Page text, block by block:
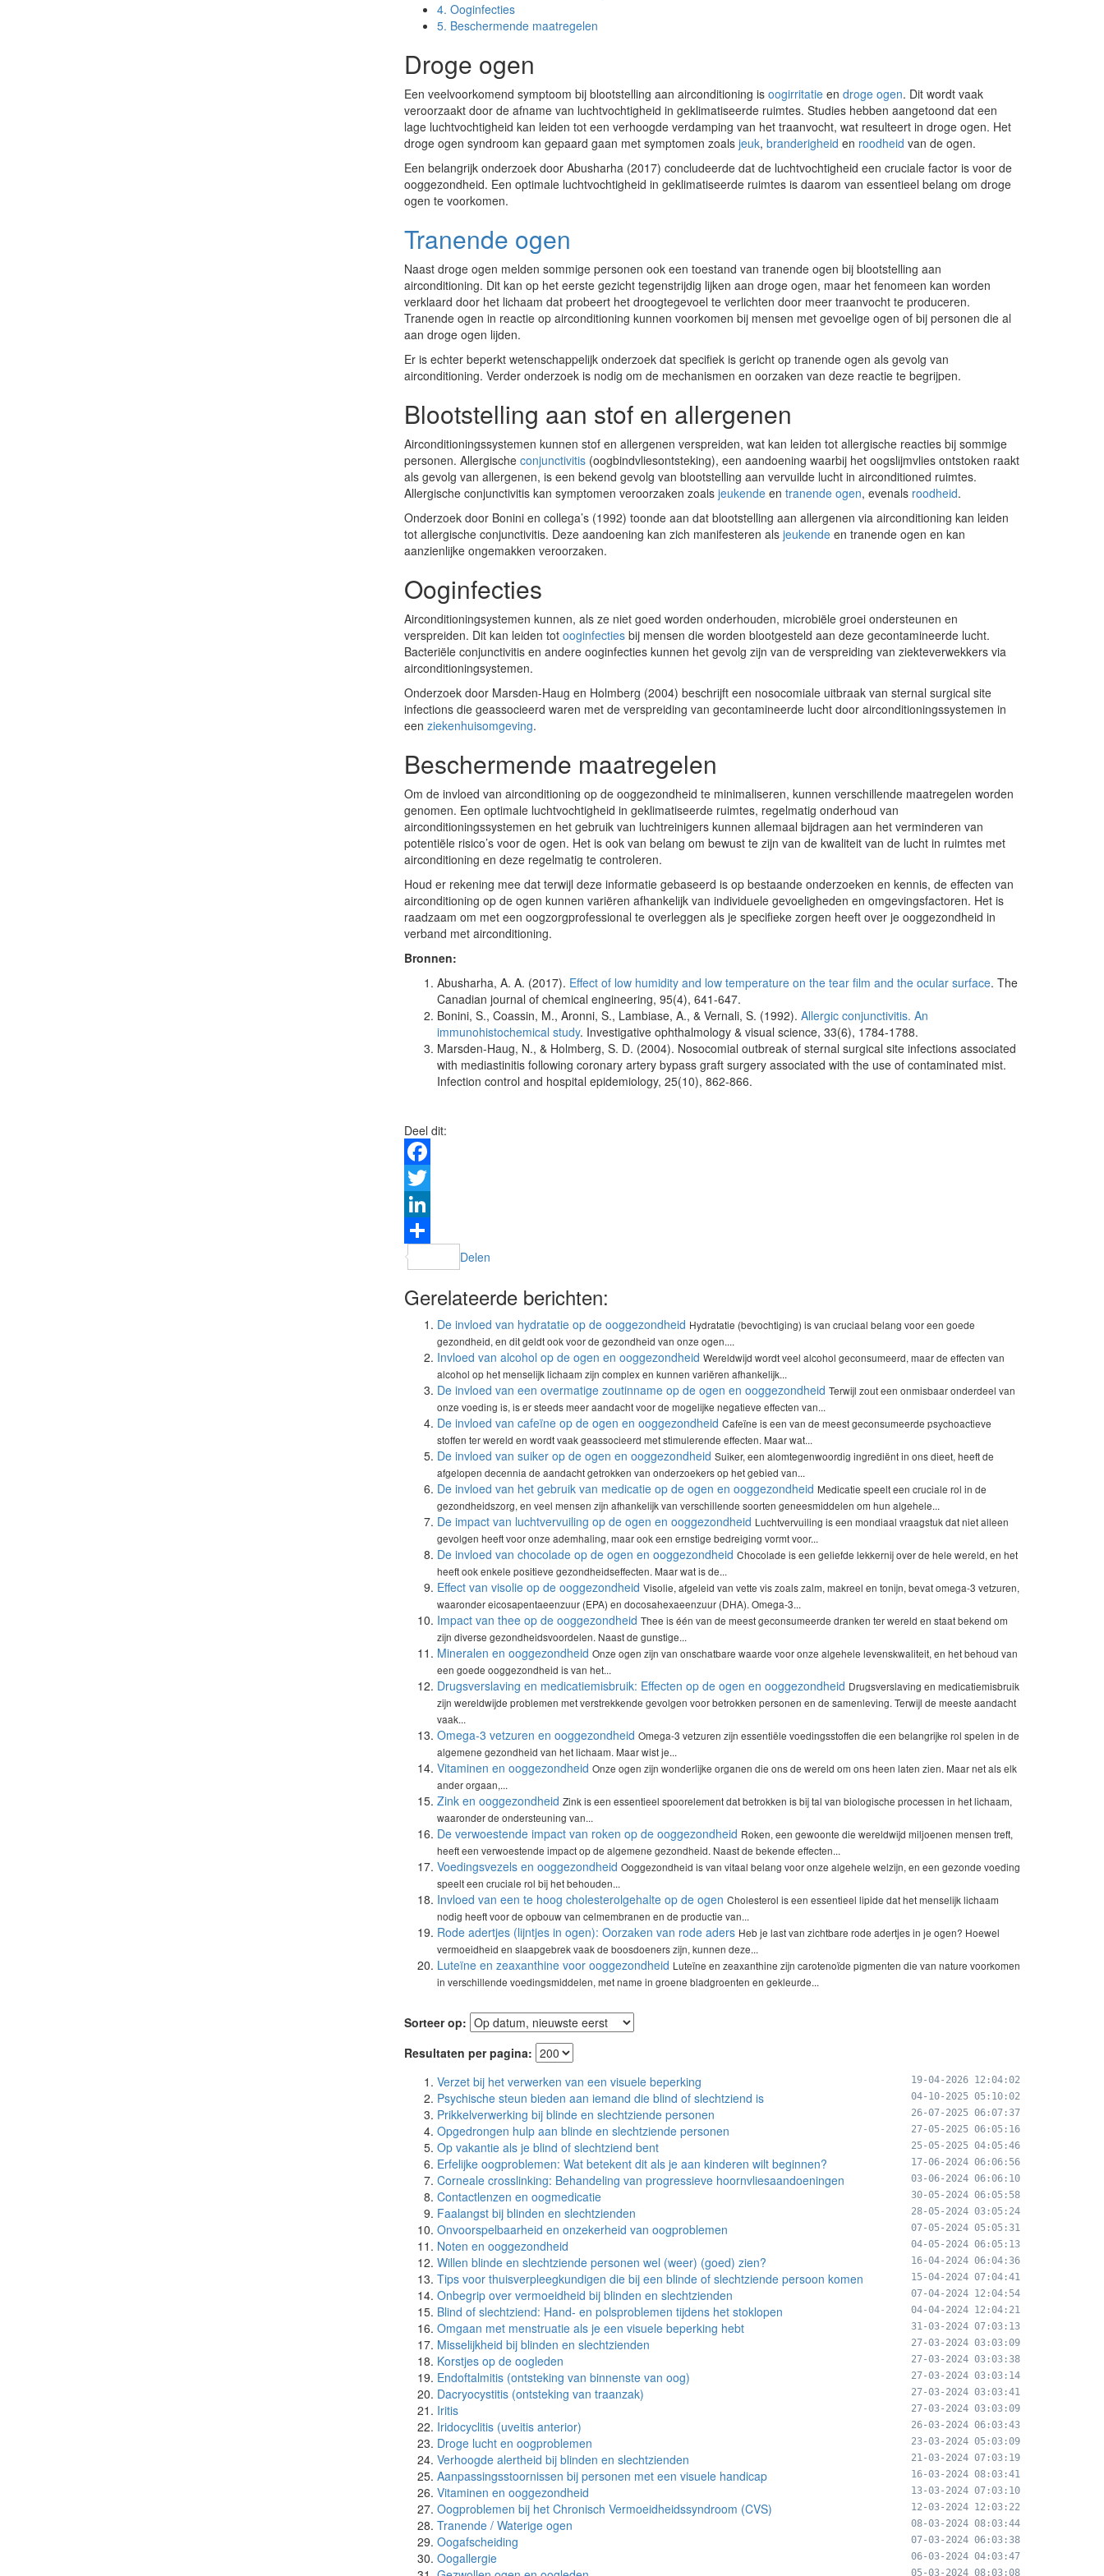
4. Ooginfecties
5. Beschermende maatregelen
Droge ogen
Een veelvoorkomend symptoom bij blootstelling aan airconditioning is oogirritatie en droge ogen. Dit wordt vaak
veroorzaakt door de afname van luchtvochtigheid in geklimatiseerde ruimtes. Studies hebben aangetoond dat een
lage luchtvochtigheid kan leiden tot een verhoogde verdamping van het traanvocht, wat resulteert in droge ogen. Het
droge ogen syndroom kan gepaard gaan met symptomen zoals jeuk, branderigheid en roodheid van de ogen.
Een belangrijk onderzoek door Abusharha (2017) concludeerde dat de luchtvochtigheid een cruciale factor is voor de
ooggezondheid. Een optimale luchtvochtigheid in geklimatiseerde ruimtes is daarom van essentieel belang om droge
ogen te voorkomen.
Tranende ogen
Naast droge ogen melden sommige personen ook een toestand van tranende ogen bij blootstelling aan
airconditioning. Dit kan op het eerste gezicht tegenstrijdig lijken aan droge ogen, maar het fenomeen kan worden
verklaard door het lichaam dat probeert het droogtegevoel te verlichten door meer traanvocht te produceren.
Tranende ogen in reactie op airconditioning kunnen voorkomen bij mensen met gevoelige ogen of bij personen die al
aan droge ogen lijden.
Er is echter beperkt wetenschappelijk onderzoek dat specifiek is gericht op tranende ogen als gevolg van
airconditioning. Verder onderzoek is nodig om de mechanismen en oorzaken van deze reactie te begrijpen.
Blootstelling aan stof en allergenen
Airconditioningssystemen kunnen stof en allergenen verspreiden, wat kan leiden tot allergische reacties bij sommige
personen. Allergische conjunctivitis (oogbindvliesontsteking), een aandoening waarbij het oogslijmvlies ontstoken raakt
als gevolg van allergenen, is een bekend gevolg van blootstelling aan vervuilde lucht in airconditioned ruimtes.
Allergische conjunctivitis kan symptomen veroorzaken zoals jeukende en tranende ogen, evenals roodheid.
Onderzoek door Bonini en collega’s (1992) toonde aan dat blootstelling aan allergenen via airconditioning kan leiden
tot allergische conjunctivitis. Deze aandoening kan zich manifesteren als jeukende en tranende ogen en kan
aanzienlijke ongemakken veroorzaken.
Ooginfecties
Airconditioningsystemen kunnen, als ze niet goed worden onderhouden, microbiële groei ondersteunen en
verspreiden. Dit kan leiden tot ooginfecties bij mensen die worden blootgesteld aan deze gecontamineerde lucht.
Bacteriële conjunctivitis en andere ooginfecties kunnen het gevolg zijn van de verspreiding van ziekteverwekkers via
airconditioningsystemen.
Onderzoek door Marsden-Haug en Holmberg (2004) beschrijft een nosocomiale uitbraak van sternal surgical site
infections die geassocieerd waren met de verspreiding van gecontamineerde lucht door airconditioningssystemen in
een ziekenhuisomgeving.
Beschermende maatregelen
Om de invloed van airconditioning op de ooggezondheid te minimaliseren, kunnen verschillende maatregelen worden
genomen. Een optimale luchtvochtigheid in geklimatiseerde ruimtes, regelmatig onderhoud van
airconditioningssystemen en het gebruik van luchtreinigers kunnen allemaal bijdragen aan het verminderen van
potentiële risico’s voor de ogen. Het is ook van belang om bewust te zijn van de kwaliteit van de lucht in ruimtes met
airconditioning en deze regelmatig te controleren.
Houd er rekening mee dat terwijl deze informatie gebaseerd is op bestaande onderzoeken en kennis, de effecten van
airconditioning op de ogen kunnen variëren afhankelijk van individuele gevoeligheden en omgevingsfactoren. Het is
raadzaam om met een oogzorgprofessional te overleggen als je specifieke zorgen heeft over je ooggezondheid in
verband met airconditioning.
Bronnen:
Abusharha, A. A. (2017). Effect of low humidity and low temperature on the tear film and the ocular surface. The
Canadian journal of chemical engineering, 95(4), 641-647.
Bonini, S., Coassin, M., Aronni, S., Lambiase, A., & Vernali, S. (1992). Allergic conjunctivitis. An
immunohistochemical study. Investigative ophthalmology & visual science, 33(6), 1784-1788.
Marsden-Haug, N., & Holmberg, S. D. (2004). Nosocomial outbreak of sternal surgical site infections associated
with mediastinitis following coronary artery bypass graft surgery associated with the use of contaminated mist.
Infection control and hospital epidemiology, 25(10), 862-866.
Deel dit:
Facebook
Twitter
LinkedIn
Delen
Gerelateerde berichten:
De invloed van hydratatie op de ooggezondheid Hydratatie (bevochtiging) is van cruciaal belang voor een goede
gezondheid, en dit geldt ook voor de gezondheid van onze ogen....
Invloed van alcohol op de ogen en ooggezondheid Wereldwijd wordt veel alcohol geconsumeerd, maar de effecten van
alcohol op het menselijk lichaam zijn complex en kunnen variëren afhankelijk...
De invloed van een overmatige zoutinname op de ogen en ooggezondheid Terwijl zout een onmisbaar onderdeel van
onze voeding is, is er steeds meer aandacht voor de mogelijke negatieve effecten van...
De invloed van cafeïne op de ogen en ooggezondheid Cafeïne is een van de meest geconsumeerde psychoactieve
stoffen ter wereld en wordt vaak geassocieerd met stimulerende effecten. Maar wat...
De invloed van suiker op de ogen en ooggezondheid Suiker, een alomtegenwoordig ingrediënt in ons dieet, heeft de
afgelopen decennia de aandacht getrokken van onderzoekers op het gebied van...
De invloed van het gebruik van medicatie op de ogen en ooggezondheid Medicatie speelt een cruciale rol in de
gezondheidszorg, en veel mensen zijn afhankelijk van verschillende soorten geneesmiddelen om hun algehele...
De impact van luchtvervuiling op de ogen en ooggezondheid Luchtvervuiling is een mondiaal vraagstuk dat niet alleen
gevolgen heeft voor onze ademhaling, maar ook een ernstige bedreiging vormt voor...
De invloed van chocolade op de ogen en ooggezondheid Chocolade is een geliefde lekkernij over de hele wereld, en het
heeft ook enkele positieve gezondheidseffecten. Maar wat is de...
Effect van visolie op de ooggezondheid Visolie, afgeleid van vette vis zoals zalm, makreel en tonijn, bevat omega-3 vetzuren,
waaronder eicosapentaeenzuur (EPA) en docosahexaeenzuur (DHA). Omega-3...
Impact van thee op de ooggezondheid Thee is één van de meest geconsumeerde dranken ter wereld en staat bekend om
zijn diverse gezondheidsvoordelen. Naast de gunstige...
Mineralen en ooggezondheid Onze ogen zijn van onschatbare waarde voor onze algehele levenskwaliteit, en het behoud van
een goede ooggezondheid is van het...
Drugsverslaving en medicatiemisbruik: Effecten op de ogen en ooggezondheid Drugsverslaving en medicatiemisbruik
zijn wereldwijde problemen met verstrekkende gevolgen voor betrokken personen en de samenleving. Terwijl de meeste aandacht
vaak...
Omega-3 vetzuren en ooggezondheid Omega-3 vetzuren zijn essentiële voedingsstoffen die een belangrijke rol spelen in de
algemene gezondheid van het lichaam. Maar wist je...
Vitaminen en ooggezondheid Onze ogen zijn wonderlijke organen die ons de wereld om ons heen laten zien. Maar net als elk
ander orgaan,...
Zink en ooggezondheid Zink is een essentieel spoorelement dat betrokken is bij tal van biologische processen in het lichaam,
waaronder de ondersteuning van...
De verwoestende impact van roken op de ooggezondheid Roken, een gewoonte die wereldwijd miljoenen mensen treft,
heeft een verwoestende impact op de algemene gezondheid. Naast de bekende effecten...
Voedingsvezels en ooggezondheid Ooggezondheid is van vitaal belang voor onze algehele welzijn, en een gezonde voeding
speelt een cruciale rol bij het behouden...
Invloed van een te hoog cholesterolgehalte op de ogen Cholesterol is een essentieel lipide dat het menselijk lichaam
nodig heeft voor de opbouw van celmembranen en de productie van...
Rode adertjes (lijntjes in ogen): Oorzaken van rode aders Heb je last van zichtbare rode adertjes in je ogen? Hoewel
vermoeidheid en slaapgebrek vaak de boosdoeners zijn, kunnen deze...
Luteïne en zeaxanthine voor ooggezondheid Luteïne en zeaxanthine zijn carotenoïde pigmenten die van nature voorkomen
in verschillende voedingsmiddelen, met name in groene bladgroenten en gekleurde...
Sorteer op:
Resultaten per pagina:
Verzet bij het verwerken van een visuele beperking
19-04-2026 12:04:02
Psychische steun bieden aan iemand die blind of slechtziend is 04-10-2025 05:10:02
Prikkelverwerking bij blinde en slechtziende personen 26-07-2025 06:07:37
Opgedrongen hulp aan blinde en slechtziende personen 27-05-2025 06:05:16
Op vakantie als je blind of slechtziend bent 25-05-2025 04:05:46
Erfelijke oogproblemen: Wat betekent dit als je aan kinderen wilt beginnen? 17-06-2024 06:06:56
Corneale crosslinking: Behandeling van progressieve hoornvliesaandoeningen 03-06-2024 06:06:10
Contactlenzen en oogmedicatie 30-05-2024 06:05:58
Faalangst bij blinden en slechtzienden 28-05-2024 03:05:24
Onvoorspelbaarheid en onzekerheid van oogproblemen 07-05-2024 05:05:31
Noten en ooggezondheid 04-05-2024 06:05:13
Willen blinde en slechtziende personen wel (weer) (goed) zien? 16-04-2024 06:04:36
Tips voor thuisverpleegkundigen die bij een blinde of slechtziende persoon komen 15-04-2024 07:04:41
Onbegrip over vermoeidheid bij blinden en slechtzienden 07-04-2024 12:04:54
Blind of slechtziend: Hand- en polsproblemen tijdens het stoklopen 04-04-2024 12:04:21
Omgaan met menstruatie als je een visuele beperking hebt 31-03-2024 07:03:13
Misselijkheid bij blinden en slechtzienden 27-03-2024 03:03:09
Korstjes op de oogleden 27-03-2024 03:03:38
Endoftalmitis (ontsteking van binnenste van oog) 27-03-2024 03:03:14
Dacryocystitis (ontsteking van traanzak) 27-03-2024 03:03:41
Iritis 27-03-2024 03:03:09
Iridocyclitis (uveitis anterior) 26-03-2024 06:03:43
Droge lucht en oogproblemen 23-03-2024 05:03:09
Verhoogde alertheid bij blinden en slechtzienden 21-03-2024 07:03:19
Aanpassingsstoornissen bij personen met een visuele handicap 16-03-2024 08:03:41
Vitaminen en ooggezondheid 13-03-2024 07:03:10
Oogproblemen bij het Chronisch Vermoeidheidssyndroom (CVS) 12-03-2024 12:03:22
Tranende / Waterige ogen 08-03-2024 08:03:44
Oogafscheiding 07-03-2024 06:03:38
Oogallergie 06-03-2024 04:03:47
05-03-2024 08:03:08